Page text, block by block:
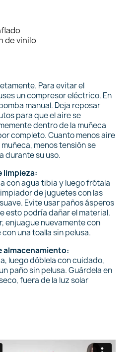
de vinilo
Para evitar el
un compresor eléctrico. En
manual. Deja reposar
para que el aire se
dentro de la muñeca
completo. Cuanto menos aire
menos tensión se
durante su uso.
limpieza:
con agua tibia y luego frótala
de juguetes con las
Evite usar paños ásperos
esto podría dañar el material.
enjuague nuevamente con
una toalla sin pelusa.
almacenamiento:
luego dóblela con cuidado,
paño sin pelusa. Guárdela en
fuera de la luz solar